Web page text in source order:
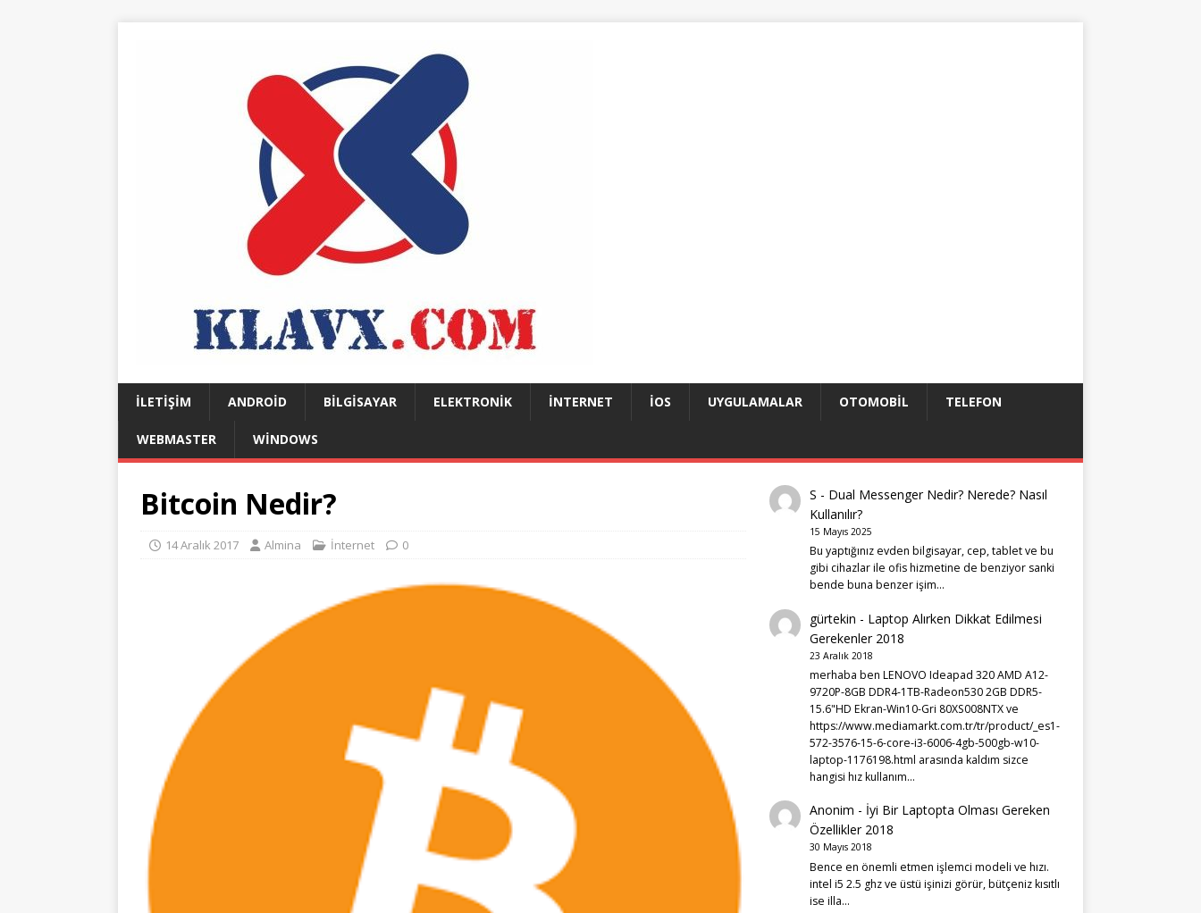
İLETIŞIM ANDROID BILGISAYAR ELEKTRONIK İNTERNET IOS UYGULAMALAR OTOMOBIL TELEFON
WEBMASTER WINDOWS
Bitcoin Nedir?
14 Aralık 2017 Almina İnternet 0
S - Dual Messenger Nedir? Nerede? Nasıl
Kullanılır?
15 Mayıs 2025
Bu yaptığınız evden bilgisayar, cep, tablet ve bu
gibi cihazlar ile ofis hizmetine de benziyor sanki
bende buna benzer işim…
gürtekin - Laptop Alırken Dikkat Edilmesi
Gerekenler 2018
23 Aralık 2018
merhaba ben LENOVO Ideapad 320 AMD A12-
9720P-8GB DDR4-1TB-Radeon530 2GB DDR5-
15.6"HD Ekran-Win10-Gri 80XS008NTX ve
https://www.mediamarkt.com.tr/tr/product/_es1-
572-3576-15-6-core-i3-6006-4gb-500gb-w10-
laptop-1176198.html arasında kaldım sizce
hangisi hız kullanım…
Anonim - İyi Bir Laptopta Olması Gereken
Özellikler 2018
30 Mayıs 2018
Bence en önemli etmen işlemci modeli ve hızı.
intel i5 2.5 ghz ve üstü işinizi görür, bütçeniz kısıtlı
ise illa…